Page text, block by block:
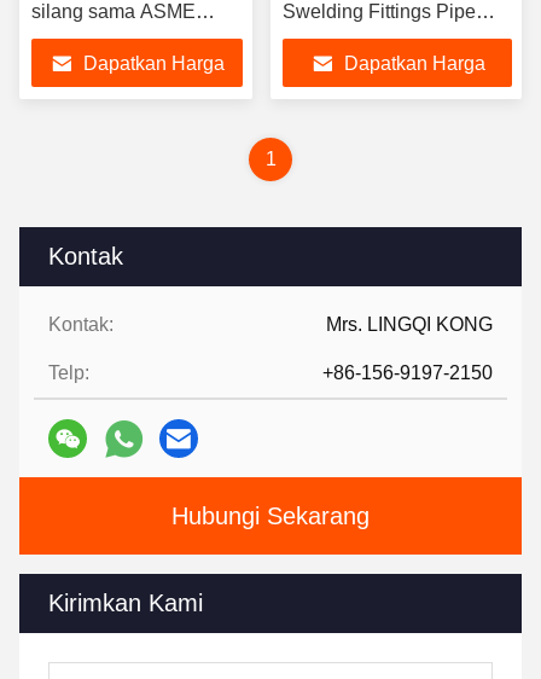
Kontak
Kontak: Mrs. LINGQI KONG
Telp: +86-156-9197-2150
Hubungi Sekarang
Kirimkan Kami
silang sama ASME
B16.9 ASTM A403
WP316/316L
WP304/304L Untuk
Dapatkan Harga
Swelding Fittings Pipe
Fitting Equal Cross 1/2
NPS hingga 48 NPS
Dapatkan Harga
1